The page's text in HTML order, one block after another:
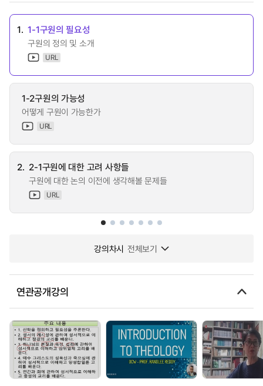
1. 1-1구원의 필요성
구원의 정의 및 소개
URL
1-2구원의 가능성
어떻게 구원이 가능한가
URL
2. 2-1구원에 대한 고려 사항들
구원에 대한 논의 이전에 생각해볼 문제들
URL
강의차시 전체보기
연관공개강의